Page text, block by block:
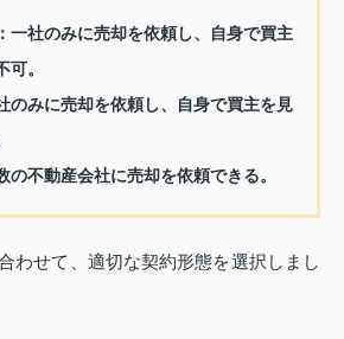
一社のみに売却を依頼し、自身で買主
。
のみに売却を依頼し、自身で買主を見
の不動産会社に売却を依頼できる。
わせて、適切な契約形態を選択しまし